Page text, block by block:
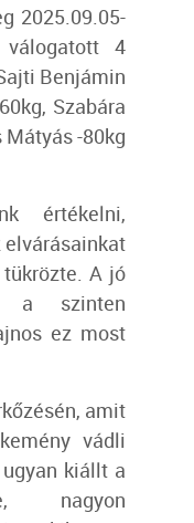
2025.09.05-
4
Benjámin
Szabára
Mátyás -80kg
értékelni,
elvárásainkat
A jó
a szinten
ez most
amit
vádli
kiállt a
nagyon